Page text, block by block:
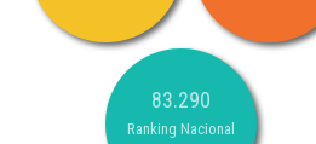
83.290
Ranking Nacional